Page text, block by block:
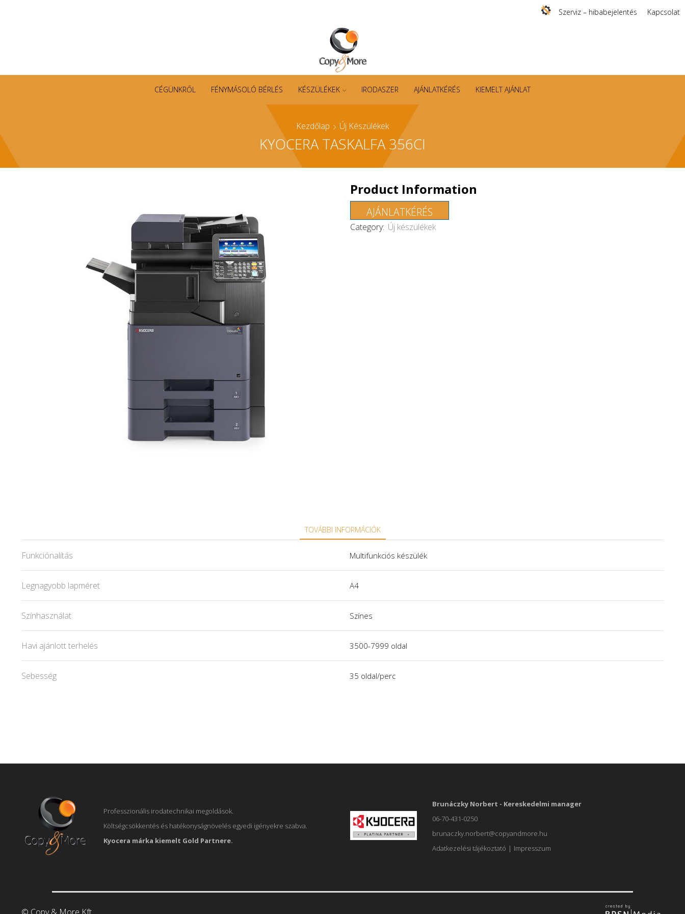
Szerviz – hibabejelentés Kapcsolat
CÉGÜNKRŐL FÉNYMÁSOLÓ BÉRLÉS KÉSZÜLÉKEK IRODASZER AJÁNLATKÉRÉS KIEMELT AJÁNLAT
Kezdőlap Új Készülékek
KYOCERA TASKALFA 356CI
Product Information
AJÁNLATKÉRÉS
Category: Új készülékek
TOVÁBBI INFORMÁCIÓK
Funkciónalítás Multifunkciós készülék
Legnagyobb lapméret A4
Színhasználat Színes
Havi ajánlott terhelés 3500-7999 oldal
Sebesség 35 oldal/perc
Professzionális irodatechnikai megoldások.
Költségcsökkentés és hatékonyságnövelés egyedi igényekre szabva.
Kyocera márka kiemelt Gold Partnere.
Brunáczky Norbert - Kereskedelmi manager
06-70-431-0250
brunaczky.norbert@copyandmore.hu
Adatkezelési tájékoztató | Impresszum